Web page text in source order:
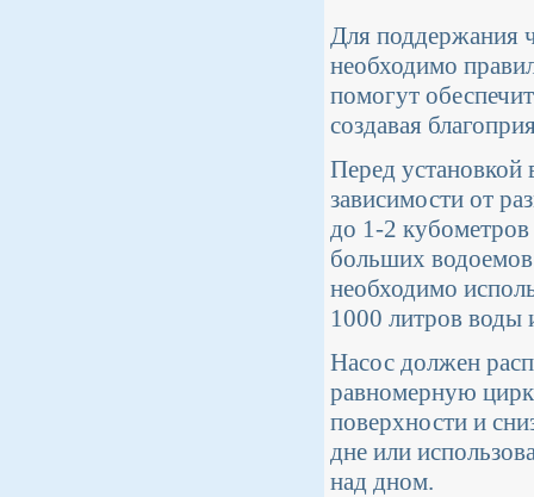
Для поддержания
необходимо
помогут
создавая
Перед
зависимости от
до 1-2
больших
необходимо
1000 литров воды
Насос должен
равномерную
поверхности и
дне или
над дном.